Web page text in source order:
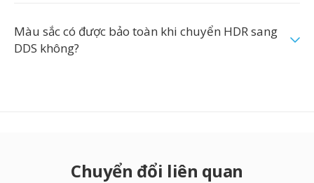
Màu sắc có được bảo toàn khi chuyển HDR sang
DDS không?
Chuyển đổi liên quan